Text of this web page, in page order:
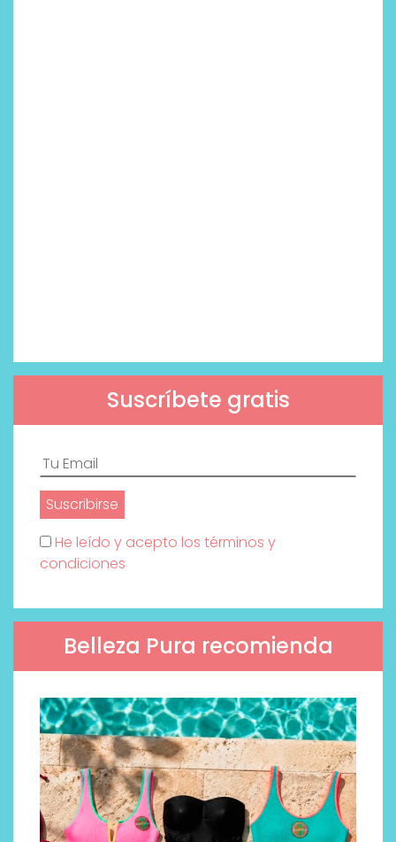
Suscríbete gratis
He leído y acepto los términos y
condiciones
Belleza Pura recomienda